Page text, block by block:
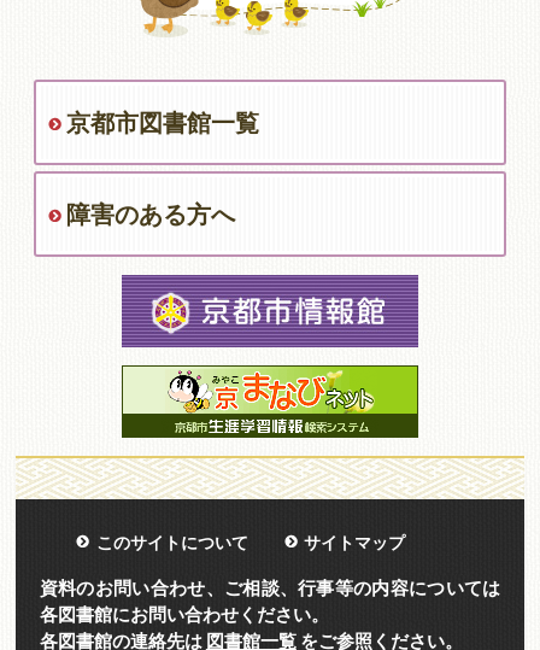
京都市図書館一覧
障害のある方へ
このサイトについて サイトマップ
資料のお問い合わせ、ご相談、行事等の内容については
各図書館にお問い合わせください。
各図書館の連絡先は 図書館一覧をご参照ください。